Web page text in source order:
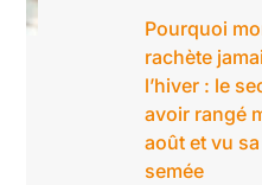
Pourquoi
rachète
l’hiver : le
avoir rangé
août et vu
semée